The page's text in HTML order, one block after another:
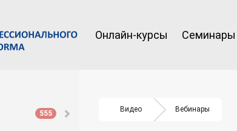
Онлайн-курсы Семинары
555 Видео Вебинары